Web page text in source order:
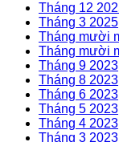
Tháng 12
Tháng 3 2025
Tháng mười
Tháng mười
Tháng 9 2023
Tháng 8 2023
Tháng 6 2023
Tháng 5 2023
Tháng 4 2023
Tháng 3 2023